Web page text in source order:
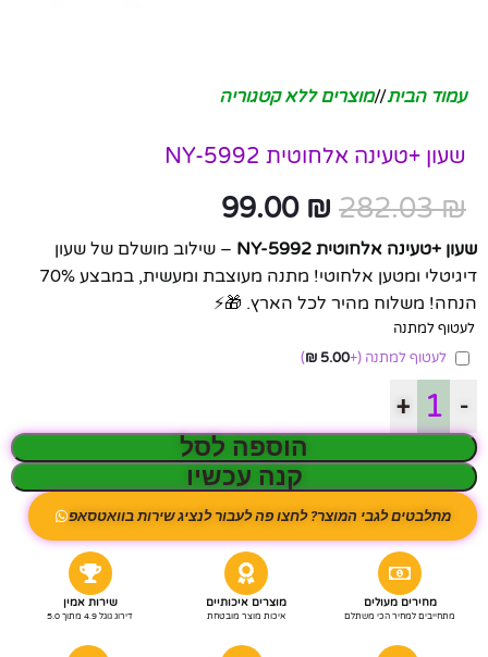
עמוד הבית/ מוצרים ללא קטגוריה
שעון +טעינה אלחוטית NY-5992
282.03₪
99.00 ₪
שעון +טעינה אלחוטית NY-5992
– שילוב מושלם של שעון
דיגיטלי ומטען אלחוטי! מתנה מעוצבת ומעשית, במבצע 70%
הנחה! משלוח מהיר לכל הארץ. 🎁⚡
לעטוף למתנה
לעטוף למתנה (+
5.00
₪
)
-
+
הוספה לסל
קנה עכשיו
מתלבטים לגבי המוצר? לחצו פה לעבור לנציג שירות בוואטסאפ
מחירים מעולים
מתחייבים למחיר הכי משתלם
מוצרים איכותיים
איכות מוצר מובטחת
שירות אמין
דירוג גוגל 4.9 מתוך 5.0